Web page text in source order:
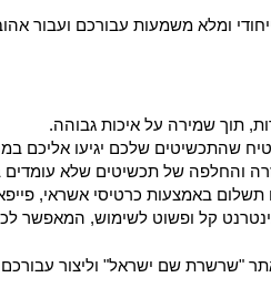
ומלא משמעות עבורכם ועבור
תוך שמירה על איכות גבוהה.
שהתכשיטים שלכם יגיעו אליכם
והחלפה של תכשיטים שלא עומדים
תשלום באמצעות כרטיסי אשראי,
קל ופשוט לשימוש, המאפשר
"שרשרת שם ישראל" וליצור